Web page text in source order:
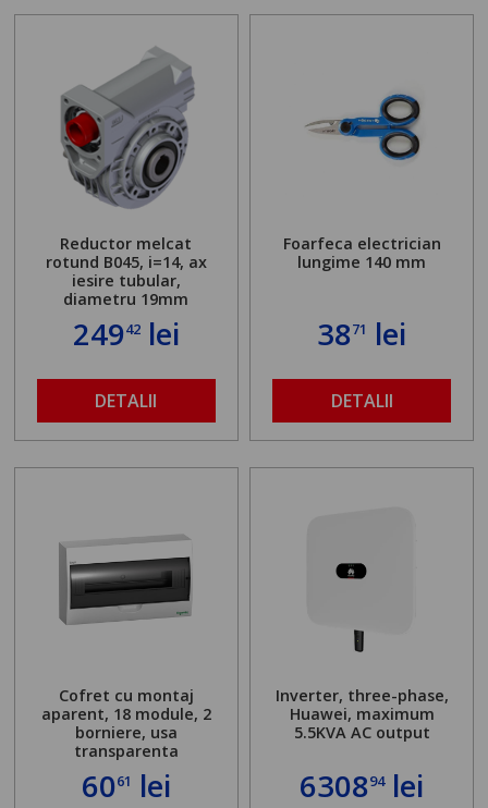
Reductor melcat
rotund B045, i=14, ax
iesire tubular,
diametru 19mm
24942lei
DETALII
Foarfeca electrician
lungime 140 mm
3871 lei
DETALII
Cofret cu montaj
aparent, 18 module, 2
borniere, usa
transparenta
6061 lei
Inverter, three-phase,
Huawei, maximum
5.5KVA AC output
630894lei